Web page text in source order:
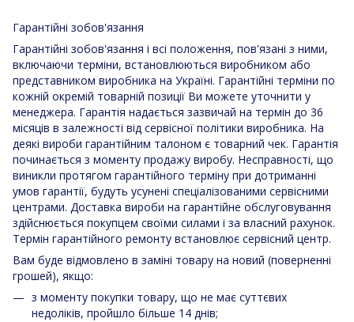
Гарантійні зобов'язання
Гарантійні зобов'язання і всі положення, пов'язані з ними,
включаючи терміни, встановлюються виробником або
представником виробника на Україні. Гарантійні терміни по
кожній окремій товарній позиції Ви можете уточнити у
менеджера. Гарантія надається зазвичай на термін до 36
місяців в залежності від сервісної політики виробника. На
деякі вироби гарантійним талоном є товарний чек. Гарантія
починається з моменту продажу виробу. Несправності, що
виникли протягом гарантійного терміну при дотриманні
умов гарантії, будуть усунені спеціалізованими сервісними
центрами. Доставка вироби на гарантійне обслуговування
здійснюється покупцем своїми силами і за власний рахунок.
Термін гарантійного ремонту встановлює сервісний центр.
Вам буде відмовлено в заміні товару на новий (поверненні
грошей), якщо:
з моменту покупки товару, що не має суттєвих
недоліків, пройшло більше 14 днів;